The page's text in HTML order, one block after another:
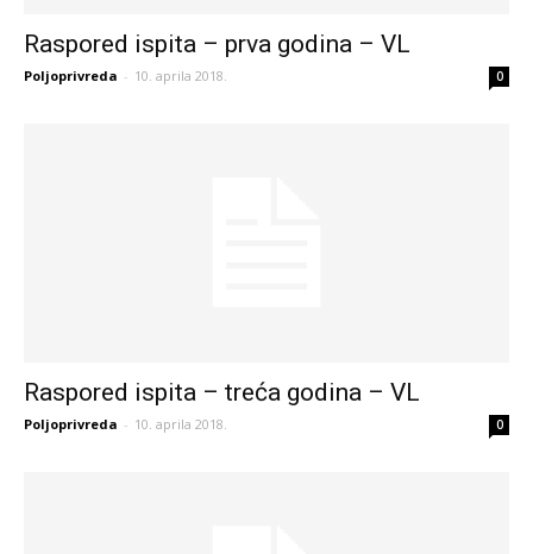
Raspored ispita – prva godina – VL
Poljoprivreda - 10. aprila 2018. 0
Raspored ispita – treća godina – VL
Poljoprivreda - 10. aprila 2018. 0